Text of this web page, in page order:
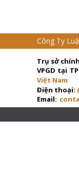
Công Ty
Trụ sở
VPGD tại
Việt Nam
Điện thoại:
Email: